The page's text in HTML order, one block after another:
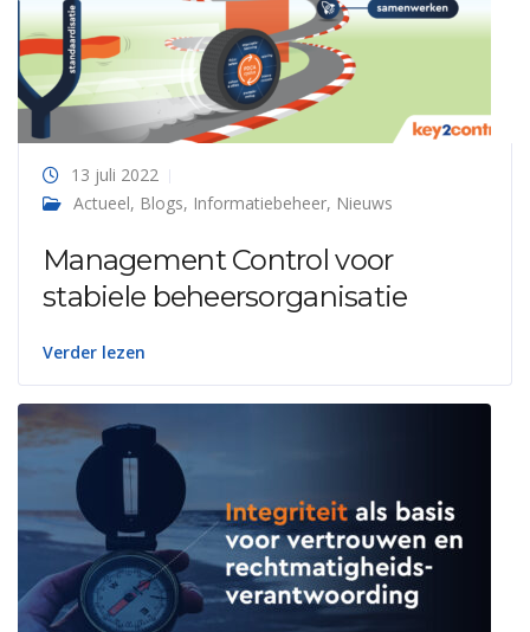
13 juli 2022
Actueel, Blogs, Informatiebeheer, Nieuws
Management Control voor
stabiele beheersorganisatie
Verder lezen